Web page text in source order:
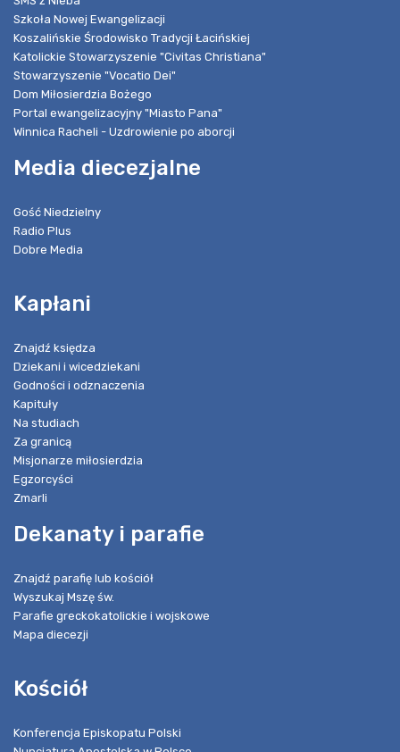
Szkoła Nowej Ewangelizacji
Koszalińskie Środowisko Tradycji Łacińskiej
Katolickie Stowarzyszenie "Civitas Christiana"
Stowarzyszenie "Vocatio Dei"
Dom Miłosierdzia Bożego
Portal ewangelizacyjny "Miasto Pana"
Winnica Racheli - Uzdrowienie po aborcji
Media diecezjalne
Gość Niedzielny
Radio Plus
Dobre Media
Kapłani
Znajdź księdza
Dziekani i wicedziekani
Godności i odznaczenia
Kapituły
Na studiach
Za granicą
Misjonarze miłosierdzia
Egzorcyści
Zmarli
Dekanaty i parafie
Znajdź parafię lub kościół
Wyszukaj Mszę św.
Parafie greckokatolickie i wojskowe
Mapa diecezji
Kościół
Konferencja Episkopatu Polski